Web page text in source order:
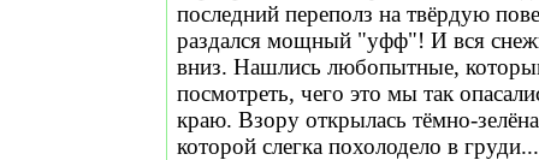
последний переполз на твёрдую
раздался мощный "уфф"! И вся
вниз. Нашлись любопытные,
посмотреть, чего это мы так
краю. Взору открылась тёмно-
которой слегка похолодело в груди...